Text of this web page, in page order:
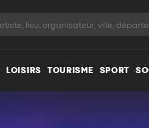
LOISIRS TOURISME SPORT